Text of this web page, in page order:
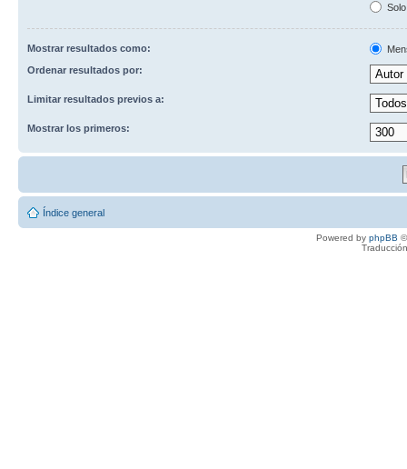
Mostrar resultados como:
Ordenar resultados por:
Limitar resultados previos a:
Mostrar los primeros:
Índice general
Powered by phpBB